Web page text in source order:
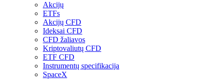
Akcijų
ETFs
Akcijų CFD
Ideksai CFD
CFD žaliavos
Kriptovaliutų CFD
ETF CFD
Instrumentų specifikacija
SpaceX